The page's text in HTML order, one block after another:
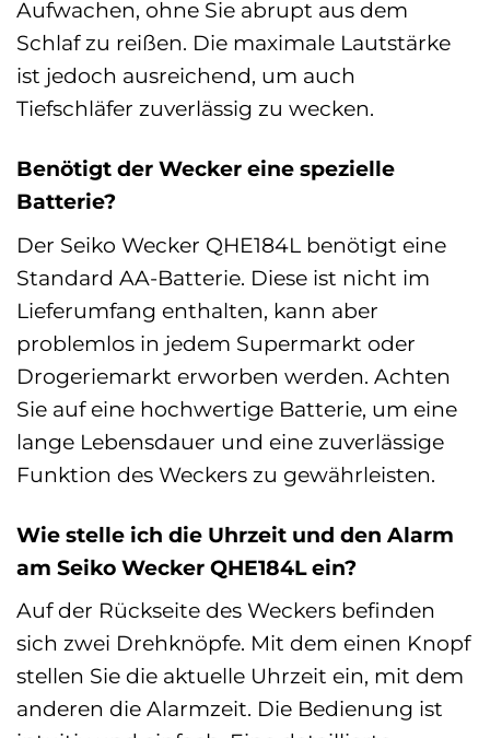
Aufwachen, ohne Sie abrupt aus dem
Schlaf zu reißen. Die maximale Lautstärke
ist jedoch ausreichend, um auch
Tiefschläfer zuverlässig zu wecken.
Benötigt der Wecker eine spezielle
Batterie?
Der Seiko Wecker QHE184L benötigt eine
Standard AA-Batterie. Diese ist nicht im
Lieferumfang enthalten, kann aber
problemlos in jedem Supermarkt oder
Drogeriemarkt erworben werden. Achten
Sie auf eine hochwertige Batterie, um eine
lange Lebensdauer und eine zuverlässige
Funktion des Weckers zu gewährleisten.
Wie stelle ich die Uhrzeit und den Alarm
am Seiko Wecker QHE184L ein?
Auf der Rückseite des Weckers befinden
sich zwei Drehknöpfe. Mit dem einen Knopf
stellen Sie die aktuelle Uhrzeit ein, mit dem
anderen die Alarmzeit. Die Bedienung ist